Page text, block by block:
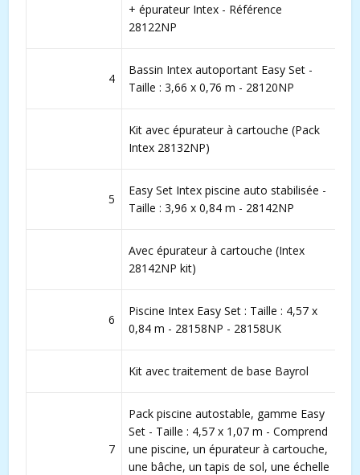
+ épurateur Intex - Référence
28122NP
4
Bassin Intex autoportant Easy Set -
Taille : 3,66 x 0,76 m - 28120NP
Kit avec épurateur à cartouche (Pack
Intex 28132NP)
5
Easy Set Intex piscine auto stabilisée -
Taille : 3,96 x 0,84 m - 28142NP
Avec épurateur à cartouche (Intex
28142NP kit)
6
Piscine Intex Easy Set : Taille : 4,57 x
0,84 m - 28158NP - 28158UK
Kit avec traitement de base Bayrol
7
Pack piscine autostable, gamme Easy
Set - Taille : 4,57 x 1,07 m - Comprend
une piscine, un épurateur à cartouche,
une bâche, un tapis de sol, une échelle